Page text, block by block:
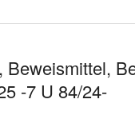
-7 U 84/24-